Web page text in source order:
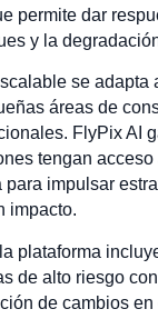
permite dar
y la
se adapta
áreas de
FlyPix AI
tengan acceso
impulsar
impacto.
plataforma
de alto riesgo
de cambios en